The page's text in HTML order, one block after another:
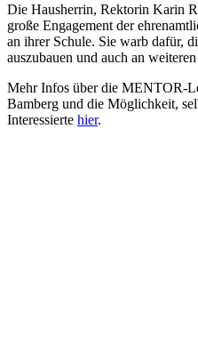
Die Hausherrin, Rektorin Karin
große Engagement der
an ihrer Schule. Sie warb dafür,
auszubauen und auch an
Mehr Infos über die MENTOR-
Bamberg und die Möglichkeit,
Interessierte hier.